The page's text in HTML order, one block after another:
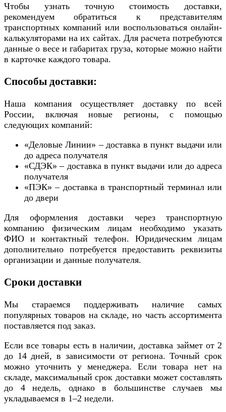
Чтобы узнать точную стоимость доставки,
рекомендуем обратиться к представителям
транспортных компаний или воспользоваться онлайн-
калькуляторами на их сайтах. Для расчета потребуются
данные о весе и габаритах груза, которые можно найти
в карточке каждого товара.
Способы доставки:
Наша компания осуществляет доставку по всей
России, включая новые регионы, с помощью
следующих компаний:
«Деловые Линии» – доставка в пункт выдачи или
до адреса получателя
«СДЭК» – доставка в пункт выдачи или до адреса
получателя
«ПЭК» – доставка в транспортный терминал или
до двери
Для оформления доставки через транспортную
компанию физическим лицам необходимо указать
ФИО и контактный телефон. Юридическим лицам
дополнительно потребуется предоставить реквизиты
организации и данные получателя.
Сроки доставки
Мы стараемся поддерживать наличие самых
популярных товаров на складе, но часть ассортимента
поставляется под заказ.
Если все товары есть в наличии, доставка займет от 2
до 14 дней, в зависимости от региона. Точный срок
можно уточнить у менеджера. Если товара нет на
складе, максимальный срок доставки может составлять
до 4 недель, однако в большинстве случаев мы
укладываемся в 1–2 недели.